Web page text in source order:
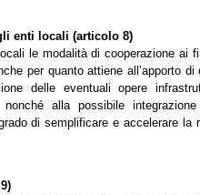
enti locali (articolo 8)
le modalità di cooperazione ai
per quanto attiene all’apporto di
delle eventuali opere
nonché alla possibile
di semplificare e accelerare la